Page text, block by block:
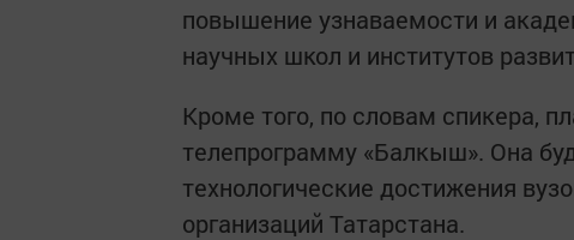
повышение узнаваемости и
научных школ и институтов
Кроме того, по словам спикера,
телепрограмму «Балкыш». Она
технологические достижения
организаций Татарстана.